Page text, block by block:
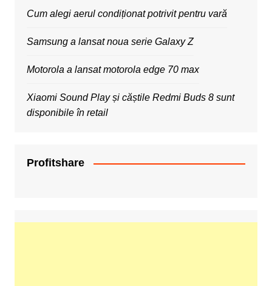
Cum alegi aerul condiționat potrivit pentru vară
Samsung a lansat noua serie Galaxy Z
Motorola a lansat motorola edge 70 max
Xiaomi Sound Play și căștile Redmi Buds 8 sunt
disponibile în retail
Profitshare